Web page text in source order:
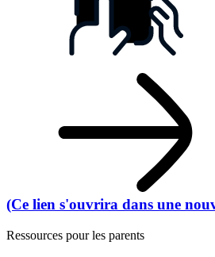
(Ce lien s'ouvrira dans une
Ressources pour les parents